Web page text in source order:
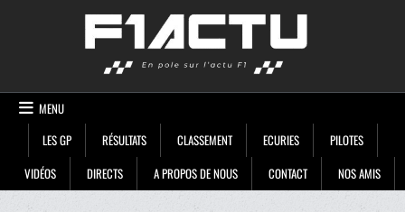
MENU
LES GP
RÉSULTATS CLASSEMENT ECURIES
PILOTES
VIDÉOS
DIRECTS A PROPOS DE NOUS CONTACT NOS AMIS